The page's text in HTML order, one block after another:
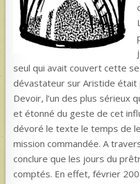
seul qui avait couvert cette
dévastateur sur Aristide était
Devoir, l’un des plus sérieux
et étonné du geste de cet
dévoré le texte le temps de
mission commandée. A
conclure que les jours du
comptés. En effet, février